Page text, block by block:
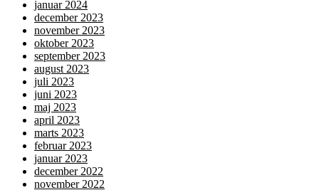
januar 2024
december 2023
november 2023
oktober 2023
september 2023
august 2023
juli 2023
juni 2023
maj 2023
april 2023
marts 2023
februar 2023
januar 2023
december 2022
november 2022